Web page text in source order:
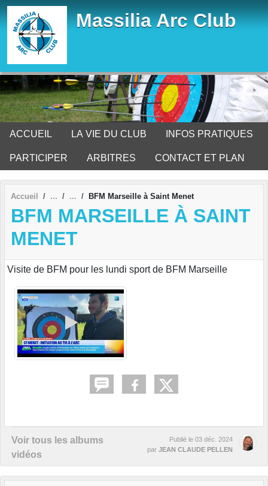
Massilia Arc Club
ACCUEIL LA VIE DU CLUB INFOS PRATIQUES
PARTICIPER ARBITRES CONTACT ET PLAN
Accueil BFM Marseille à Saint Menet
BFM MARSEILLE À SAINT
MENET
Visite de BFM pour les lundi sport de BFM Marseille
Voir tous les albums
vidéos
Publié le 03 déc. 2024
par JEAN CLAUDE PELLEN
Panneau de gestion des cookies